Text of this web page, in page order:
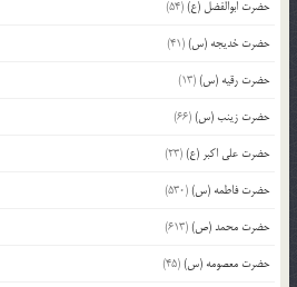
حضرت ابوالفضل (ع)(54)
حضرت خدیجه (س)(41)
حضرت رقیه (س)(13)
حضرت زینب (س)(66)
حضرت علی اکبر (ع)(23)
حضرت فاطمه (س)(530)
حضرت محمد (ص)(613)
حضرت معصومه (س)(45)